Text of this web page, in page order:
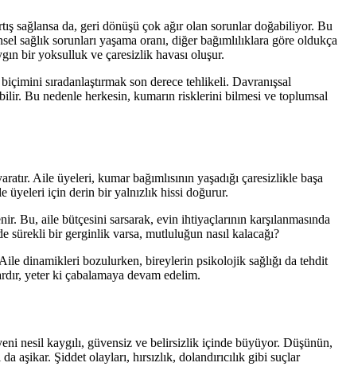
sağlansa da, geri dönüşü çok ağır olan sorunlar doğabiliyor. Bu
sağlık sorunları yaşama oranı, diğer bağımlılıklara göre oldukça
bir yoksulluk ve çaresizlik havası oluşur.
sıradanlaştırmak son derece tehlikeli. Davranışsal
Bu nedenle herkesin, kumarın risklerini bilmesi ve toplumsal
Aile üyeleri, kumar bağımlısının yaşadığı çaresizlikle başa
üyeleri için derin bir yalnızlık hissi doğurur.
Bu, aile bütçesini sarsarak, evin ihtiyaçlarının karşılanmasında
sürekli bir gerginlik varsa, mutluluğun nasıl kalacağı?
Aile dinamikleri bozulurken, bireylerin psikolojik sağlığı da tehdit
yeter ki çabalamaya devam edelim.
nesil kaygılı, güvensiz ve belirsizlik içinde büyüyor. Düşünün,
aşikar. Şiddet olayları, hırsızlık, dolandırıcılık gibi suçlar